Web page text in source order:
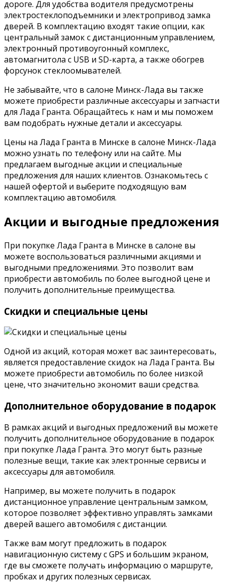
дороге. Для удобства водителя предусмотрены
электростеклоподъемники и электропривод замка
дверей. В комплектацию входят такие опции, как
центральный замок с дистанционным управлением,
электронный противоугонный комплекс,
автомагнитола с USB и SD-карта, а также обогрев
форсунок стеклоомывателей.
Не забывайте, что в салоне Минск-Лада вы также
можете приобрести различные аксессуары и запчасти
для Лада Гранта. Обращайтесь к нам и мы поможем
вам подобрать нужные детали и аксессуары.
Цены на Лада Гранта в Минске в салоне Минск-Лада
можно узнать по телефону или на сайте. Мы
предлагаем выгодные акции и специальные
предложения для наших клиентов. Ознакомьтесь с
нашей офертой и выберите подходящую вам
комплектацию автомобиля.
Акции и выгодные предложения
При покупке Лада Гранта в Минске в салоне вы
можете воспользоваться различными акциями и
выгодными предложениями. Это позволит вам
приобрести автомобиль по более выгодной цене и
получить дополнительные преимущества.
Скидки и специальные цены
Одной из акций, которая может вас заинтересовать,
является предоставление скидок на Лада Гранта. Вы
можете приобрести автомобиль по более низкой
цене, что значительно экономит ваши средства.
Дополнительное оборудование в подарок
В рамках акций и выгодных предложений вы можете
получить дополнительное оборудование в подарок
при покупке Лада Гранта. Это могут быть разные
полезные вещи, такие как электронные сервисы и
аксессуары для автомобиля.
Например, вы можете получить в подарок
дистанционное управление центральным замком,
которое позволяет эффективно управлять замками
дверей вашего автомобиля с дистанции.
Также вам могут предложить в подарок
навигационную систему с GPS и большим экраном,
где вы сможете получать информацию о маршруте,
пробках и других полезных сервисах.